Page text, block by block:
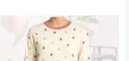
Este
produto
tem
várias
variantes.